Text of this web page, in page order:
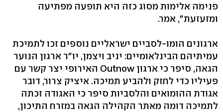
פנימה אלימות מסוג כזה היא תופעה מפתיעה
ומזעזעת", אמר.
ארגונים הומו-לסביים ישראליים נוספים זכו לתמיכת
עמיתיהם הבינלאומיים: יניב ויצמן, יו"ר ארגון הנוער
הגאה, סיפר כי ארגון Outnow האירופי יצר קשר עם
פעיליו כדי לחזק ולהביע תמיכה. איציק צרור, דובר
אגודת ההומואים והלסביות סיפר כי האגודה זכתה
לתמיכה דומה מאתר הקהילה הגאה במזרח התיכון,